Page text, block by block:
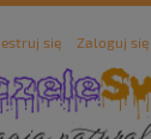
się Zaloguj się